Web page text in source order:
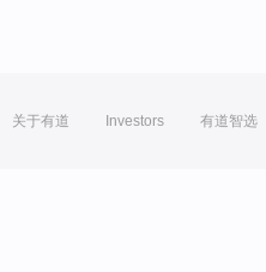
关于有道 Investors 有道智选